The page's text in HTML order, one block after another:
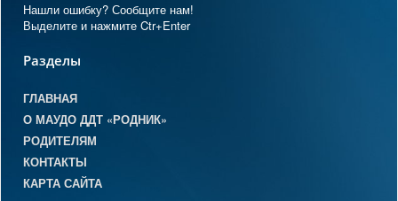
Нашли ошибку? Сообщите нам!
Выделите и нажмите Ctr+Enter
Разделы
ГЛАВНАЯ
О МАУДО ДДТ «РОДНИК»
РОДИТЕЛЯМ
КОНТАКТЫ
КАРТА САЙТА